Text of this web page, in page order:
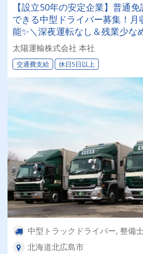
【設立50年の安定企業】普通
できる中型ドライバー募集！月
能✨＼深夜運転なし＆残業少な
の時間を大切にしながら働けま
専用車両
太陽運輸株式会社 本社
交通費支給 休日5日以上
中型トラックドライバー, 整備
北海道北広島市